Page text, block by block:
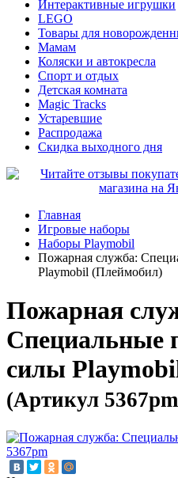
Интерактивные игрушки
LEGO
Товары для
Мамам
Коляски и автокресла
Спорт и отдых
Детская комната
Magic Tracks
Устаревшие
Распродажа
Скидка выходного дня
Главная
Игровые наборы
Наборы Playmobil
Пожарная служба:
Playmobil (Плеймобил)
Пожарная
Специальные
силы
(Артикул